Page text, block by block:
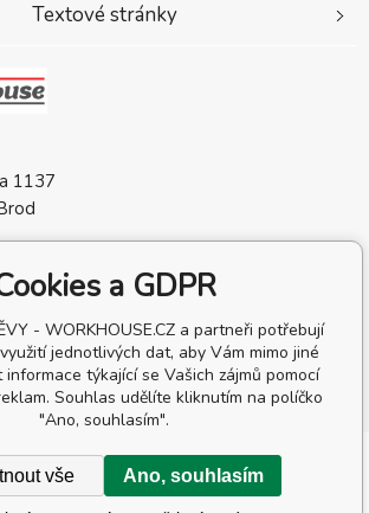
1137
Textové stránky
© 2026 Workhouse s.r.o.
Všechna práva vyhrazena.
a GDPR
- WORKHOUSE.CZ a partneři potřebují
jednotlivých dat, aby Vám mimo jiné
týkající se Vašich zájmů pomocí
Souhlas udělíte kliknutím na políčko
"Ano, souhlasím".
vše Ano, souhlasím